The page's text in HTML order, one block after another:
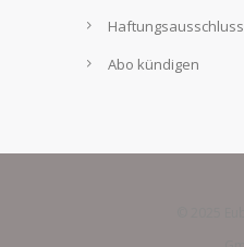
Haftungsausschluss
Abo kündigen